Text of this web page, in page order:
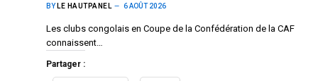
BY LE HAUTPANEL 6 AOÛT 2026
Les clubs congolais en Coupe de la Confédération de la CAF
connaissent…
Partager :